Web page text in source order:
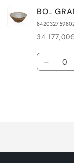
BOL
Precio
habitual
34.177,00€
Precio
de
oferta
Cantidad
Reducir